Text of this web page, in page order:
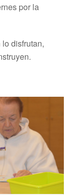
por la
disfrutan,